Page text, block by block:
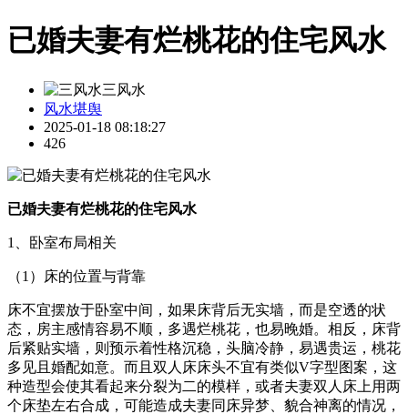
已婚夫妻有烂桃花的住宅风水
三风水
风水堪舆
2025-01-18 08:18:27
426
已婚夫妻有烂桃花的住宅风水
1、卧室布局相关
（1）床的位置与背靠
床不宜摆放于卧室中间，如果床背后无实墙，而是空透的状
态，房主感情容易不顺，多遇烂桃花，也易晚婚。相反，床背
后紧贴实墙，则预示着性格沉稳，头脑冷静，易遇贵运，桃花
多见且婚配如意。而且双人床床头不宜有类似V字型图案，这
种造型会使其看起来分裂为二的模样，或者夫妻双人床上用两
个床垫左右合成，可能造成夫妻同床异梦、貌合神离的情况，